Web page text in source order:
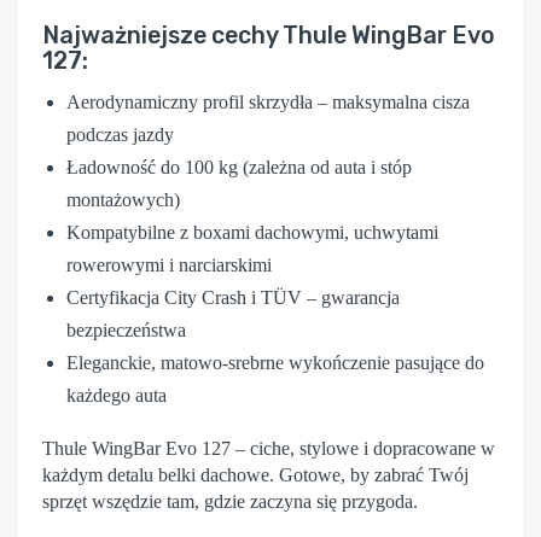
Najważniejsze cechy Thule WingBar Evo
127:
Aerodynamiczny profil skrzydła – maksymalna cisza
podczas jazdy
Ładowność do 100 kg (zależna od auta i stóp
montażowych)
Kompatybilne z boxami dachowymi, uchwytami
rowerowymi i narciarskimi
Certyfikacja City Crash i TÜV – gwarancja
bezpieczeństwa
Eleganckie, matowo-srebrne wykończenie pasujące do
każdego auta
Thule WingBar Evo 127 – ciche, stylowe i dopracowane w
każdym detalu belki dachowe. Gotowe, by zabrać Twój
sprzęt wszędzie tam, gdzie zaczyna się przygoda.